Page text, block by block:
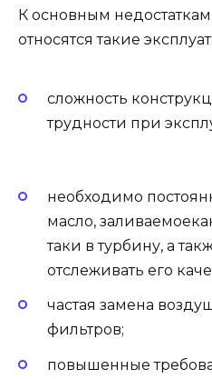
К основным
относятся такие
сложность
трудности при
необходимо
масло,
таки в турбину, а
отслеживать его
частая замена
фильтров;
повышенные